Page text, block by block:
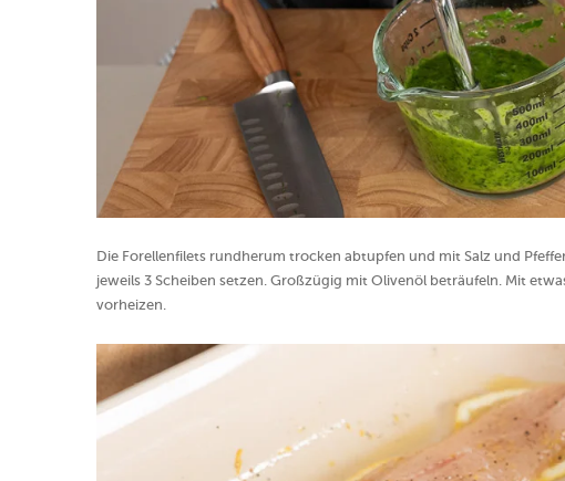
Die Forellenfilets rundherum trocken abtupfen und mit Salz und
jeweils 3 Scheiben setzen. Großzügig mit Olivenöl beträufeln. Mit
vorheizen.